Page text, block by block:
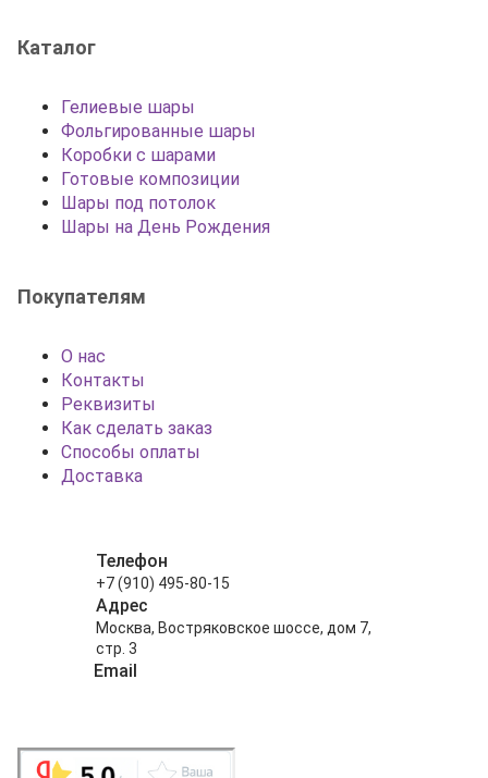
Каталог
Гелиевые шары
Фольгированные шары
Коробки с шарами
Готовые композиции
Шары под потолок
Шары на День Рождения
Покупателям
О нас
Контакты
Реквизиты
Как сделать заказ
Способы оплаты
Доставка
Телефон
+7 (910) 495-80-15
Адрес
Москва, Востряковское шоссе, дом 7,
стр. 3
Email